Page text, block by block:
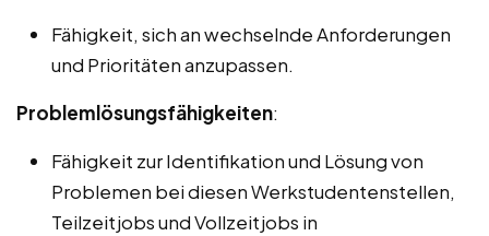
Fähigkeit, sich an wechselnde Anforderungen
und Prioritäten anzupassen.
Problemlösungsfähigkeiten:
Fähigkeit zur Identifikation und Lösung von
Problemen bei diesen Werkstudentenstellen,
Teilzeitjobs und Vollzeitjobs in